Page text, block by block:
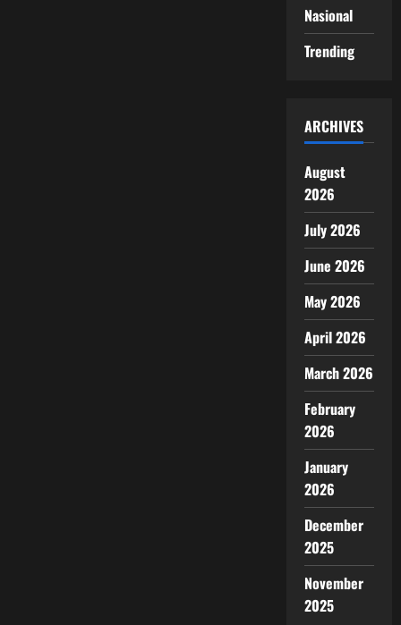
Nasional
Trending
ARCHIVES
August
2026
July 2026
June 2026
May 2026
April 2026
March 2026
February
2026
January
2026
December
2025
November
2025